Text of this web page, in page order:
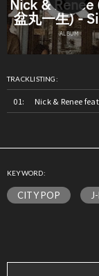
TRACKLISTING:
Nick & Renee
KEYWORD:
CITY POP